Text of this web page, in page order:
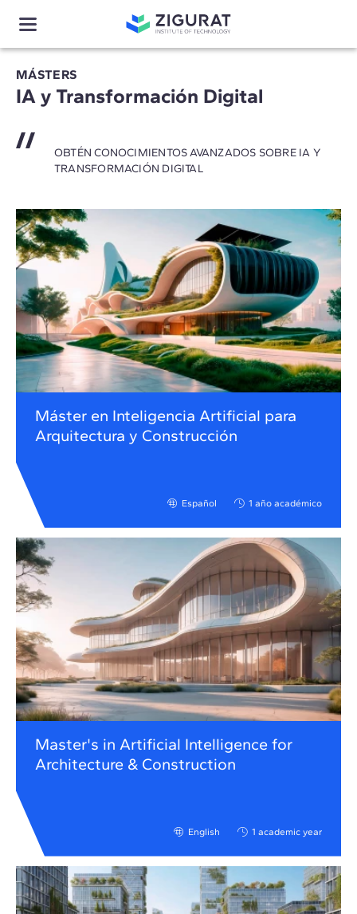
MÁSTERS
IA y Transformación Digital
OBTÉN CONOCIMIENTOS AVANZADOS SOBRE IA Y
TRANSFORMACIÓN DIGITAL
Máster en Inteligencia Artificial para
Arquitectura y Construcción
Español 1 año académico
Master's in Artificial Intelligence for
Architecture & Construction
English 1 academic year